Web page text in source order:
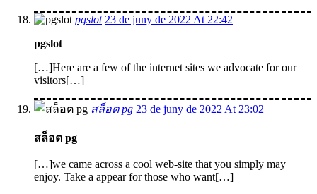
pgslot 23 de juny de 2022 At 22:42
pgslot
[…]Here are a few of the internet sites we advocate for our
visitors[…]
สล็อต pg 23 de juny de 2022 At 23:02
สล็อต pg
[…]we came across a cool web-site that you simply may
enjoy. Take a appear for those who want[…]